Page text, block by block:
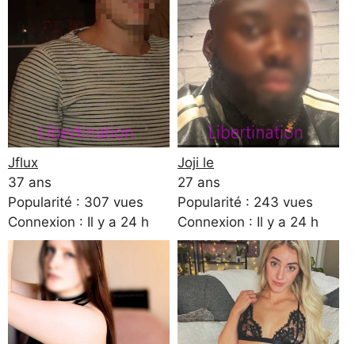
Jflux
37 ans
Popularité : 307 vues
Connexion : Il y a 24 h
Joji le
27 ans
Popularité : 243 vues
Connexion : Il y a 24 h